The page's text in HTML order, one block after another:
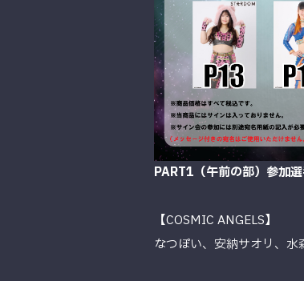
PART1（午前の部）参加
【COSMIC ANGELS】
なつぽい、安納サオリ、